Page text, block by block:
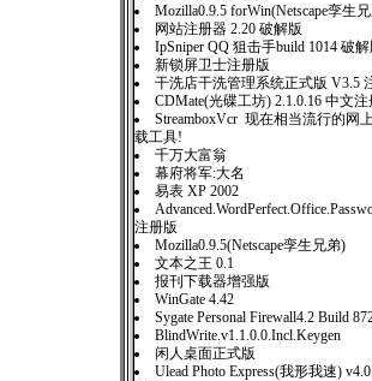
Mozilla0.9.5 forWin(Netscape孪生
网站注册器 2.20 破解版
IpSniper QQ 狙击手build 1014 破解
新锁屏卫士注册版
干洗店干洗管理系统正式版 V3.5
CDMate(光碟工坊) 2.1.0.16 中文
StreamboxVcr 现在相当流行的网
载工具!
千万大富翁
幕府将军:大名
易表 XP 2002
注册版
Mozilla0.9.5(Netscape孪生兄弟)
文本之王 0.1
报刊下载器增强版
WinGate 4.42
Sygate Personal Firewall4.2 Build
BlindWrite.v1.1.0.0.Incl.Keygen
闲人桌面正式版
Ulead Photo Express(我形我速)